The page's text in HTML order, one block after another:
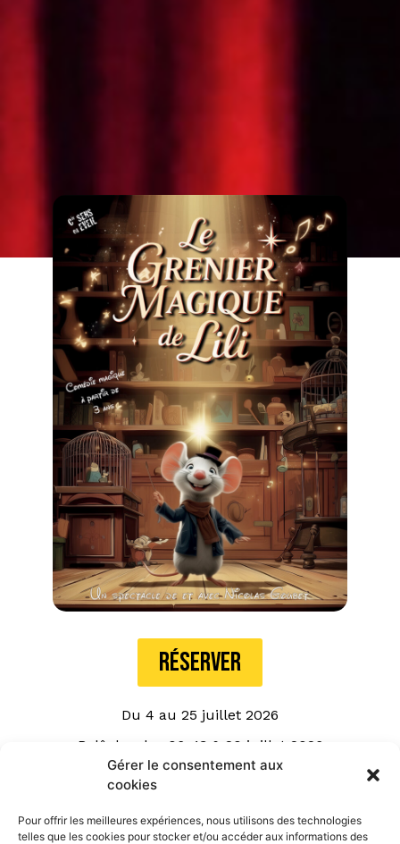
Gérer le consentement aux
cookies
Pour offrir les meilleures expériences, nous utilisons des technologies
telles que les cookies pour stocker et/ou accéder aux informations des
RÉSERVER
Du 4 au 25 juillet 2026
Relâches les 06, 13 & 20 juillet 2026
Horaire : 10H10
Durée : 00h45